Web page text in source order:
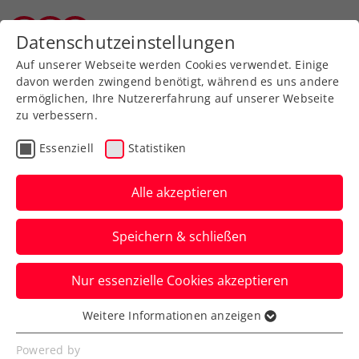
Zurück zur Newsübersicht
Turniere
ATP-Challenger Liberec:
Oberleitner einen Schritt
vor der Titelverteidigung
Das ÖTV-Ass steht in der größten und
wichtigsten Stadt Nordböhmens im
Doppelfinale.
Verfasst von: Manuel Wachta, 04.08.2023
Datenschutzeinstellungen
Auf unserer Webseite werden Cookies verwendet. Einige
davon werden zwingend benötigt, während es uns andere
ermöglichen, Ihre Nutzererfahrung auf unserer Webseite
zu verbessern.
Essenziell Statistiken
Alle akzeptieren
Speichern & schließen
Nur essenzielle Cookies akzeptieren
Essenziell
Essenzielle Cookies werden für grundlegende
Weitere Informationen anzeigen
Powered by